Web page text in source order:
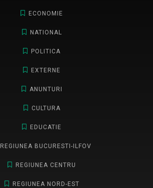
ECONOMIE
NATIONAL
POLITICA
EXTERNE
ANUNTURI
CULTURA
EDUCATIE
REGIUNEA BUCURESTI-ILFOV
REGIUNEA CENTRU
REGIUNEA NORD-EST